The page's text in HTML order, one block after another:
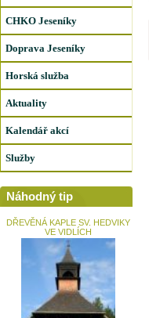
CHKO Jeseníky
Doprava Jeseníky
Horská služba
Aktuality
Kalendář akcí
Služby
Náhodný tip
DŘEVĚNÁ KAPLE SV. HEDVIKY
VE VIDLÍCH